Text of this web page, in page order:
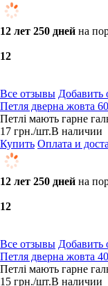
12 лет 250 дней на
12
Все отзывы Добавить
Петля дверна жовта 60
Петлі мають гарне
17 грн./шт.В наличии
Купить Оплата и
12 лет 250 дней на
12
Все отзывы Добавить
Петля дверна жовта 40
Петлі мають гарне
15 грн./шт.В наличии